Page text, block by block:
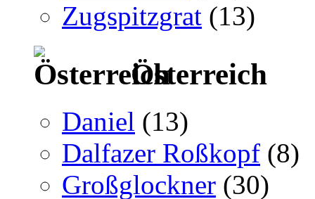
Zugspitzgrat (13)
Österreich
Daniel (13)
Dalfazer Roßkopf (8)
Großglockner (30)